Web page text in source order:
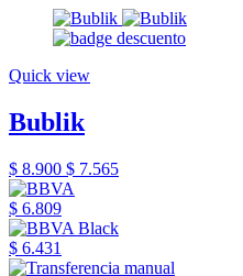
Quick view
Bublik
$ 8.900 $ 7.565
$ 6.809
$ 6.431